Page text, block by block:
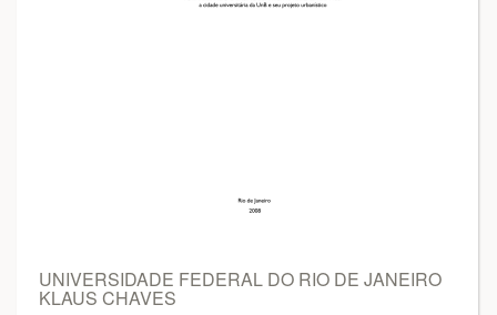
UNIVERSIDADE FEDERAL DO RIO DE JANEIRO
KLAUS CHAVES